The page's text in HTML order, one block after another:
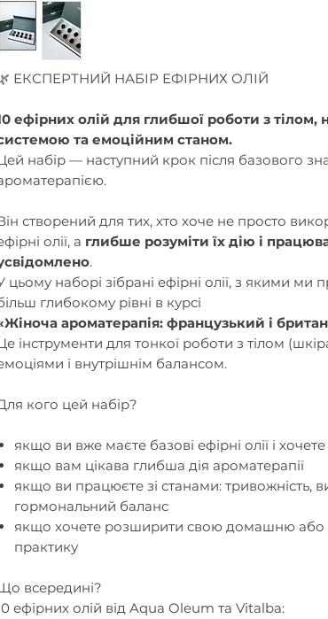
ЕКСПЕРТНИЙ НАБІР ЕФІРНИХ ОЛІЙ
ефірних олій для глибшої роботи з тілом,
та емоційним станом.
набір — наступний крок після базового
створений для тих, хто хоче не просто
олії, а глибше розуміти їх дію і
.
цьому наборі зібрані ефірні олії, з якими ми
глибокому рівні в курсі
ароматерапія: французький і
інструменти для тонкої роботи з тілом
і внутрішнім балансом.
кого цей набір?
якщо ви вже маєте базові ефірні олії і
якщо вам цікава глибша дія ароматерапії
якщо ви працюєте зі станами: тривожність,
гормональний баланс
якщо хочете розширити свою домашню або
практику
всередині?
ефірних олій від Aqua Oleum та Vitalba: